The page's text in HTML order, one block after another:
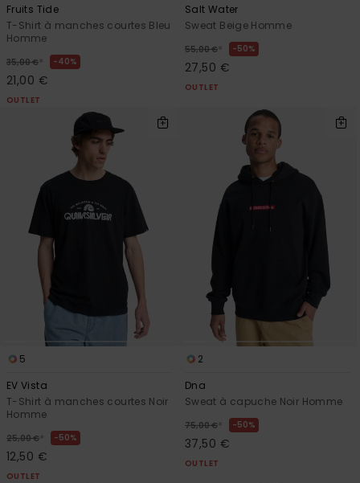
Fruits Tide
T-Shirt à manches courtes Bleu
Homme
35,00 € * 40%
21,00 €
OUTLET
Salt Water
Sweat Beige Homme
55,00 € * 50%
27,50 €
OUTLET
5
EV Vista
T-Shirt à manches courtes Noir
Homme
25,00 € * 50%
12,50 €
OUTLET
2
Dna
Sweat à capuche Noir Homme
75,00 € * 50%
37,50 €
OUTLET